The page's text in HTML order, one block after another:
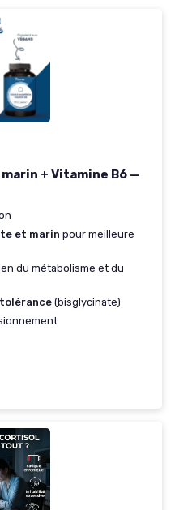
+ Vitamine B6 —
et marin pour meilleure
du métabolisme et du
(bisglycinate)